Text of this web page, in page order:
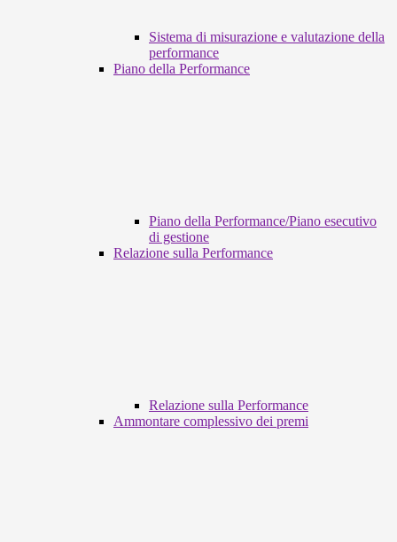
Sistema di misurazione e valutazione della
performance
Piano della Performance
Piano della Performance/Piano esecutivo
di gestione
Relazione sulla Performance
Relazione sulla Performance
Ammontare complessivo dei premi